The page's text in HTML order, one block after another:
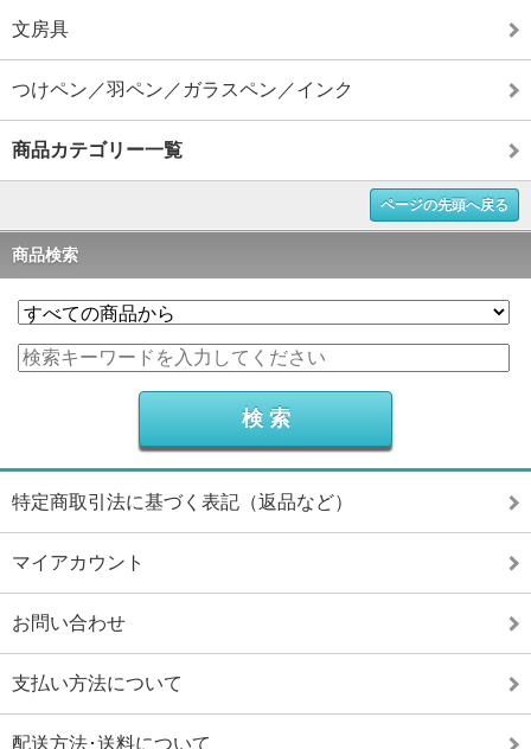
文房具
つけペン／羽ペン／ガラスペン／インク
商品カテゴリー一覧
ページの先頭へ戻る
商品検索
特定商取引法に基づく表記（返品など）
マイアカウント
お問い合わせ
支払い方法について
配送方法･送料について